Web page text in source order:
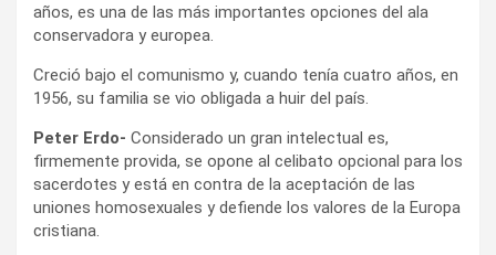
años, es una de las más importantes opciones del ala
conservadora y europea.
Creció bajo el comunismo y, cuando tenía cuatro años, en
1956, su familia se vio obligada a huir del país.
Peter Erdo- Considerado un gran intelectual es,
firmemente provida, se opone al celibato opcional para los
sacerdotes y está en contra de la aceptación de las
uniones homosexuales y defiende los valores de la Europa
cristiana.